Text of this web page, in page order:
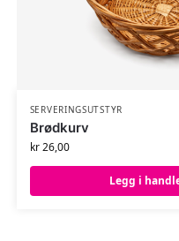
SERVERINGSUTSTYR
Brødkurv
kr26,00
Legg i